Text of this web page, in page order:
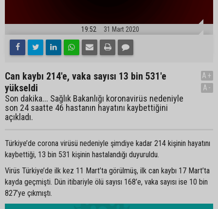
19:52 31 Mart 2020
Can kaybı 214'e, vaka sayısı 13 bin 531'e
yükseldi
Son dakika... Sağlık Bakanlığı koronavirüs nedeniyle
son 24 saatte 46 hastanın hayatını kaybettiğini
açıkladı.
A+
A-
Türkiye’de corona virüsü nedeniyle şimdiye kadar 214 kişinin hayatını
kaybettiği, 13 bin 531 kişinin hastalandığı duyuruldu.
Virüs Türkiye’de ilk kez 11 Mart’ta görülmüş, ilk can kaybı 17 Mart’ta
kayda geçmişti. Dün itibariyle ölü sayısı 168’e, vaka sayısı ise 10 bin
827’ye çıkmıştı.